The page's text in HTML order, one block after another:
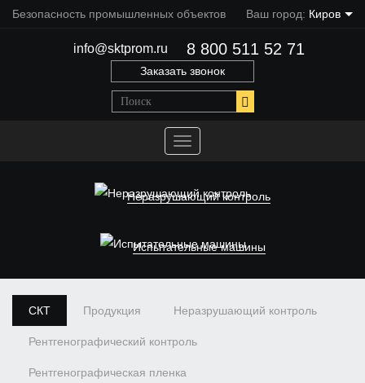
Безопасность промышленных объектов Ваш город: Киров
info@sktprom.ru 8 800 511 52 71
Заказать звонок
Переключить
навигацию
Неразрушающий контроль
Испытательные машины
СКТ Продукция Неразрушающий контроль
Рентгенографический контроль
Рентгенографическая пленка